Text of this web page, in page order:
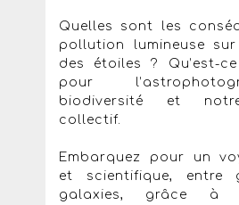
Quelles sont les
pollution lumineuse sur
des étoiles ? Qu’est-
pour
biodiversité et
collectif.
Embarquez pour un
et scientifique, entre
galaxies, grâce à